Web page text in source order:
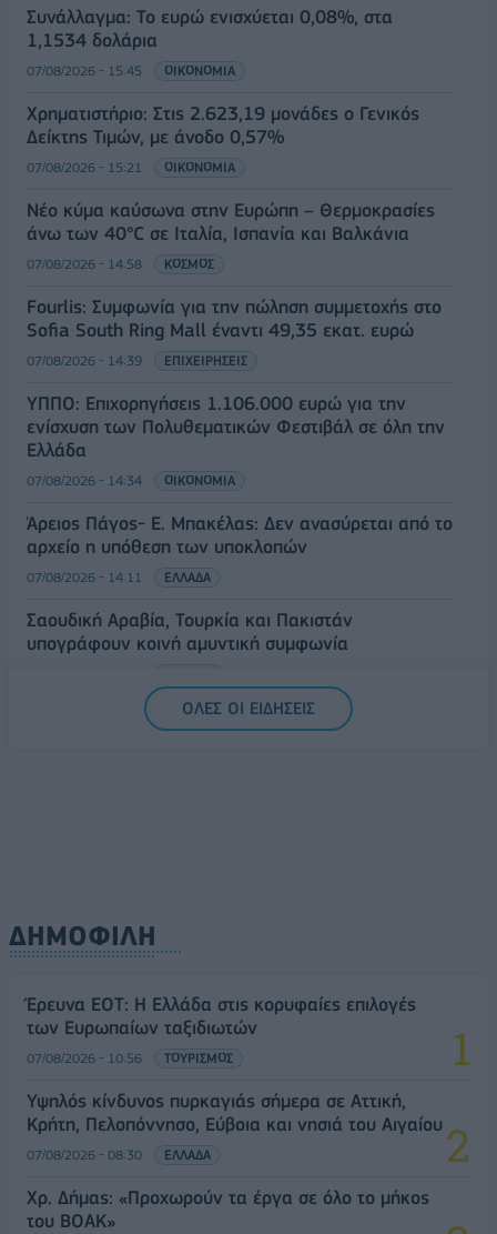
Συνάλλαγμα: Το ευρώ ενισχύεται 0,08%, στα
1,1534 δολάρια
07/08/2026 - 15:45 ΟΙΚΟΝΟΜΙΑ
Χρηματιστήριο: Στις 2.623,19 μονάδες ο Γενικός
Δείκτης Τιμών, με άνοδο 0,57%
07/08/2026 - 15:21 ΟΙΚΟΝΟΜΙΑ
Νέο κύμα καύσωνα στην Ευρώπη – Θερμοκρασίες
άνω των 40°C σε Ιταλία, Ισπανία και Βαλκάνια
07/08/2026 - 14:58 ΚΟΣΜΟΣ
Fourlis: Συμφωνία για την πώληση συμμετοχής στο
Sofia South Ring Mall έναντι 49,35 εκατ. ευρώ
07/08/2026 - 14:39 ΕΠΙΧΕΙΡΗΣΕΙΣ
ΥΠΠΟ: Επιχορηγήσεις 1.106.000 ευρώ για την
ενίσχυση των Πολυθεματικών Φεστιβάλ σε όλη την
Ελλάδα
07/08/2026 - 14:34 ΟΙΚΟΝΟΜΙΑ
Άρειος Πάγος- Ε. Μπακέλας: Δεν ανασύρεται από το
αρχείο η υπόθεση των υποκλοπών
07/08/2026 - 14:11 ΕΛΛΑΔΑ
Σαουδική Αραβία, Τουρκία και Πακιστάν
υπογράφουν κοινή αμυντική συμφωνία
ΟΛΕΣ ΟΙ ΕΙΔΗΣΕΙΣ
ΔΗΜΟΦΙΛΗ
Έρευνα ΕΟΤ: Η Ελλάδα στις κορυφαίες επιλογές
των Ευρωπαίων ταξιδιωτών
07/08/2026 - 10:56 ΤΟΥΡΙΣΜΟΣ
Υψηλός κίνδυνος πυρκαγιάς σήμερα σε Αττική,
Κρήτη, Πελοπόννησο, Εύβοια και νησιά του Αιγαίου
07/08/2026 - 08:30 ΕΛΛΑΔΑ
Χρ. Δήμας: «Προχωρούν τα έργα σε όλο το μήκος
του ΒΟΑΚ»